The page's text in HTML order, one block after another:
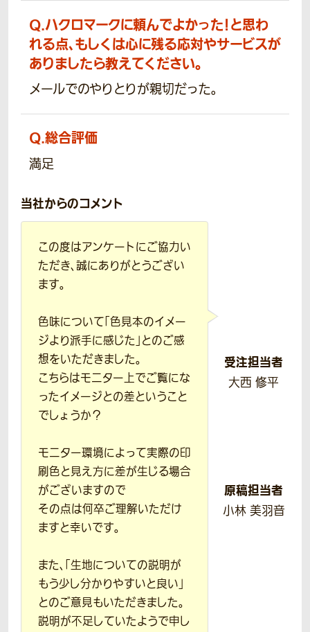
Q.ハクロマークに頼んでよかった！と思わ
れる点、もしくは心に残る応対やサービスが
ありましたら教えてください。
メールでのやりとりが親切だった。
Q.総合評価
満足
当社からのコメント
この度はアンケートにご協力い
ただき、誠にありがとうござい
ます。
色味について「色見本のイメー
ジより派手に感じた」とのご感
想をいただきました。
こちらはモニター上でご覧にな
ったイメージとの差ということ
でしょうか？
モニター環境によって実際の印
刷色と見え方に差が生じる場合
がございますので
その点は何卒ご理解いただけ
ますと幸いです。
また、「生地についての説明が
もう少し分かりやすいと良い」
とのご意見もいただきました。
説明が不足していたようで申し
受注担当者
大西 修平
原稿担当者
小林 美羽音